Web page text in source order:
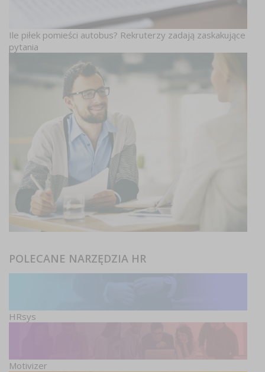
Ile piłek pomieści autobus? Rekruterzy zadają zaskakujące
pytania
POLECANE NARZĘDZIA HR
HRsys
Motivizer